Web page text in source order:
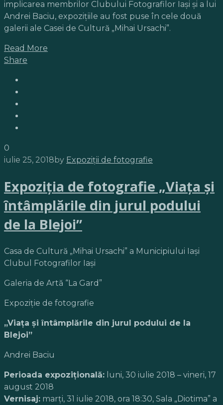
implicarea membrilor Clubului Fotografilor Iaşi şi a lui
Andrei Baciu, expoziţiile au fost puse în cele două
galerii ale Casei de Cultură „Mihai Ursachi”.
Read More
Share
0
iulie 25, 2018 by Expoziții de fotografie
Expoziţia de fotografie „Viața și
întâmplările din jurul podului
de la Blejoi”
Casa de Cultură „Mihai Ursachi” a Municipiului Iași
Clubul Fotografilor Iași
Galeria de Artă “La Gard”
Expoziţie de fotografie
„Viața și întâmplările din jurul podului de la
Blejoi”
Andrei Baciu
Perioada expoziţională: luni, 30 iulie 2018 – vineri, 17
august 2018
Vernisaj: marţi, 31 iulie 2018, ora 18:30, Sala „Diotima” a